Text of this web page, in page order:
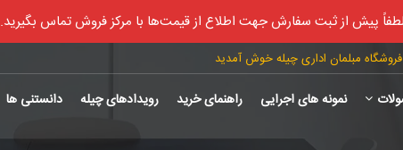
لطفاً پیش از ثبت سفارش جهت اطلاع از قیمت‌ها با مرکز فروش تماس بگیرید.
مبلمان اداری چیله خوش آمدید
نمونه های اجرایی راهنمای خرید رویدادهای چیله دانستنی ها